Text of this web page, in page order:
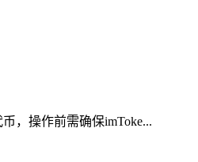
，操作前需确保imToke...